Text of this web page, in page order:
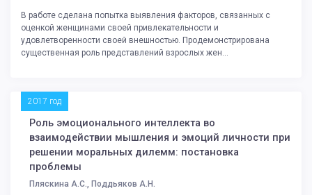
В работе сделана попытка выявления факторов, связанных с
оценкой женщинами своей привлекательности и
удовлетворенности своей внешностью. Продемонстрирована
существенная роль представлений взрослых жен...
2017 год
Роль эмоционального интеллекта во
взаимодействии мышления и эмоций личности при
решении моральных дилемм: постановка
проблемы
Пляскина А.С., Поддьяков А.Н.